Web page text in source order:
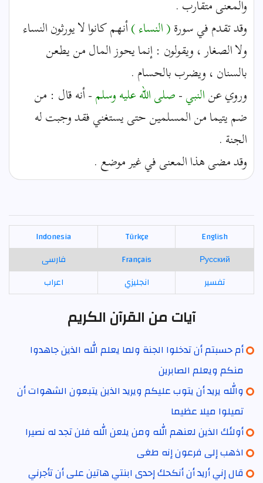
والمعنى متقارب .
وقد تقدم في سورة( النساء )أنهم كانوا لا يورثون النساء
ولا الصغار ، ويقولون : إنما يحوز المال من يطعن
بالسنان ، ويضرب بالحسام .
وروي عنالنبي-صلى الله عليه وسلم- أنه قال : من
ضم يتيما من المسلمين حتى يستغني فقد وجبت له
الجنة .
وقد مضى هذا المعنى في غير موضع .
English
Türkçe
Indonesia
Русский
Français
فارسی
تفسير
انجليزي اعراب
آيات من القرآن الكريم
أم حسبتم أن تدخلوا الجنة ولما يعلم الله الذين جاهدوا
منكم ويعلم الصابرين
والله يريد أن يتوب عليكم ويريد الذين يتبعون الشهوات أن
تميلوا ميلا عظيما
أولئك الذين لعنهم الله ومن يلعن الله فلن تجد له نصيرا
اذهب إلى فرعون إنه طغى
قال إني أريد أن أنكحك إحدى ابنتي هاتين على أن تأجرني